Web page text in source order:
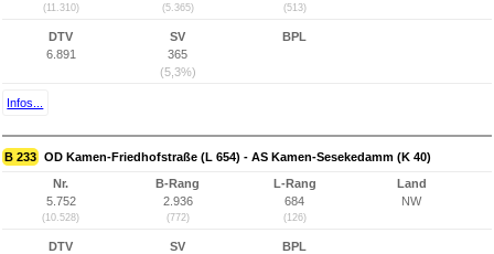
(11.310) (5.365) (513)
DTV
6.891
SV
365
(5,3%)
BPL
Infos...
B 233 OD Kamen-Friedhofstraße (L 654) - AS Kamen-Sesekedamm (K 40)
Nr.
5.752
(10.528)
B-Rang
2.936
(772)
L-Rang
684
(126)
Land
NW
DTV
SV
BPL